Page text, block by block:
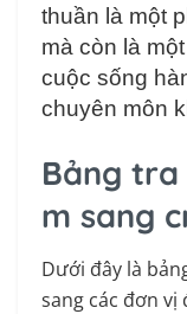
thuần là một
mà còn là
cuộc sống
chuyên môn
Bảng tra
m sang
Dưới đây là
sang các đơn